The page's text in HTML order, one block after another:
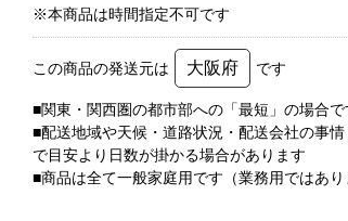
※本商品は時間指定不可です
この商品の発送元は 大阪府 です
■関東・関西圏の都市部への「最短」の場合で
■配送地域や天候・道路状況・配送会社の事
で目安より日数が掛かる場合があります
■商品は全て一般家庭用です（業務用ではあり